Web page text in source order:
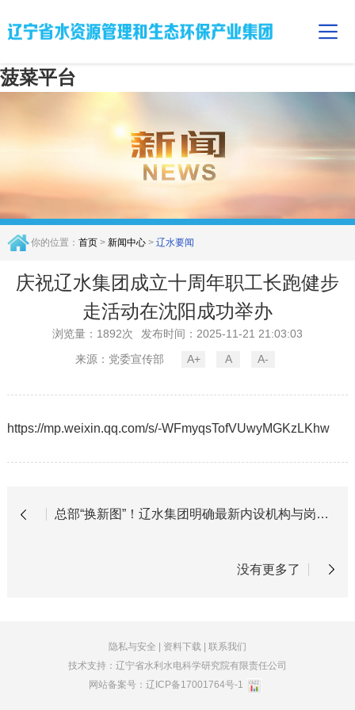
菠菜平台
你的位置： 首页> 新闻中心> 辽水要闻
庆祝辽水集团成立十周年职工长跑健步
走活动在沈阳成功举办
浏览量：1892次
发布时间：2025-11-21 21:03:03
来源：党委宣传部
A+ A A-
https://mp.weixin.qq.com/s/-WFmyqsTofVUwyMGKzLKhw
总部“换新图”！辽水集团明确最新内设机构与岗位职责
没有更多了
隐私与安全 资料下载|
联系我们
技术支持：辽宁省水利水电科学研究院有限责任公司
网站备案号：辽ICP备17001764号-1